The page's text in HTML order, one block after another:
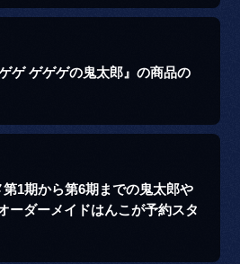
ゲ ゲゲゲの鬼太郎』の商品の
1期から第6期までの鬼太郎や
ーダーメイドはんこが予約スタ